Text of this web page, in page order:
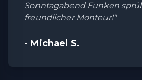
Sonntagabend Funken
freundlicher Monteur!"
- Michael S.